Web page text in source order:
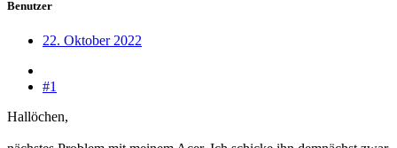
Benutzer
22. Oktober 2022
#1
Hallöchen,